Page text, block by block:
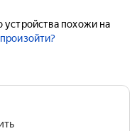
устройства похожи на